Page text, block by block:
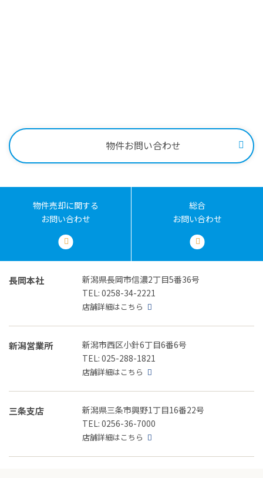
物件お問い合わせ
物件売却に関する
お問い合わせ
総合
お問い合わせ
長岡本社
新潟県長岡市信濃2丁目5番36号
TEL: 0258-34-2221
店舗詳細はこちら
新潟営業所
新潟市西区小針6丁目6番6号
TEL: 025-288-1821
店舗詳細はこちら
三条支店
新潟県三条市興野1丁目16番22号
TEL: 0256-36-7000
店舗詳細はこちら